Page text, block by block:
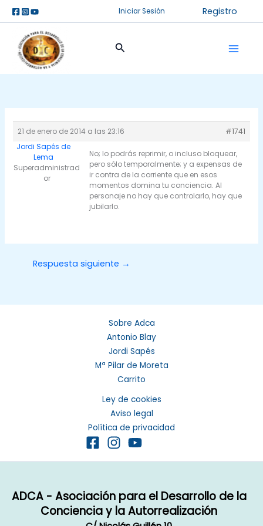
al
contenido
Iniciar Sesión Registro
Buscar
21 de enero de 2014 a las 23:16
#1741
Jordi Sapés de
Lema
Superadministrad
or
No; lo podrás reprimir, o incluso bloquear,
pero sólo temporalmente; y a expensas de
ir contra de la corriente que en esos
momentos domina tu conciencia. Al
personaje no hay que controlarlo, hay que
jubilarlo.
Respuesta siguiente →
Sobre Adca
Antonio Blay
Jordi Sapés
Mª Pilar de Moreta
Carrito
Ley de cookies
Aviso legal
Política de privacidad
ADCA - Asociación para el Desarrollo de la
Conciencia y la Autorrealización